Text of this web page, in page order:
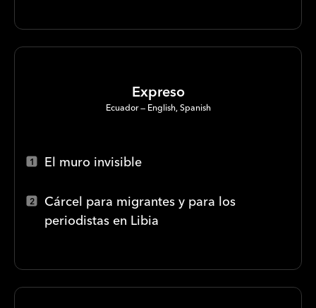
Expreso
Ecuador English, Spanish
El muro invisible
Cárcel para migrantes y para los
periodistas en Libia